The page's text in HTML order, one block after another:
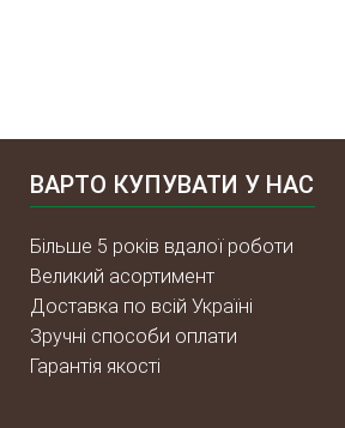
ВАРТО КУПУВАТИ У НАС
Більше 5 років вдалої роботи
Великий асортимент
Доставка по всій Україні
Зручні способи оплати
Гарантія якості